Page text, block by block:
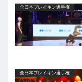
全日本ブレイキン選手権
全日本ブレイキン選手権